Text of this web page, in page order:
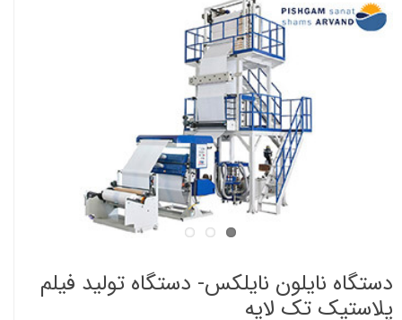
دستگاه نایلون نایلکس- دستگاه تولید فیلم
پلاستیک تک لایه